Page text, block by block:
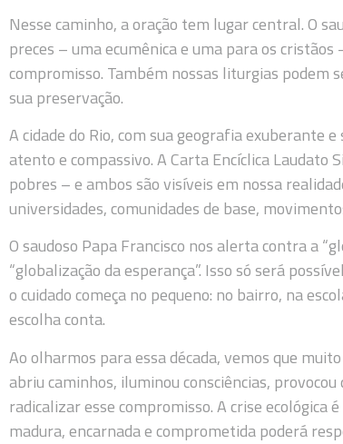
Nesse caminho, a oração tem lugar central. O
preces – uma ecumênica e uma para os
compromisso. Também nossas liturgias podem
sua preservação.
A cidade do Rio, com sua geografia exuberante
atento e compassivo. A Carta Encíclica Laudato
pobres – e ambos são visíveis em nossa
universidades, comunidades de base,
O saudoso Papa Francisco nos alerta contra a
“globalização da esperança”. Isso só será
o cuidado começa no pequeno: no bairro, na
escolha conta.
Ao olharmos para essa década, vemos que
abriu caminhos, iluminou consciências,
radicalizar esse compromisso. A crise
madura, encarnada e comprometida poderá